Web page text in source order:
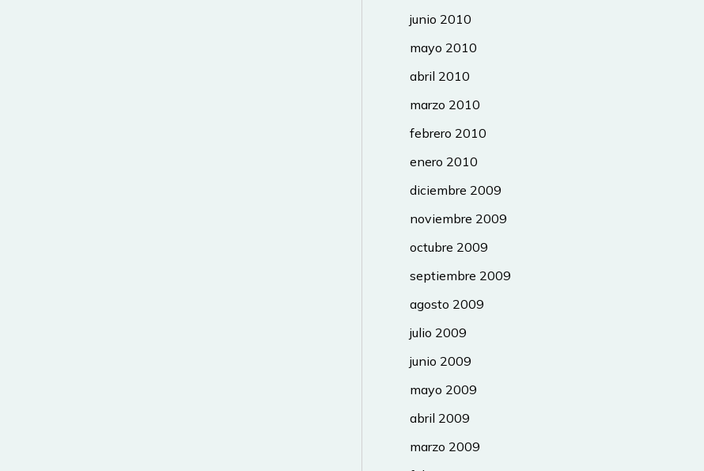
junio 2010
mayo 2010
abril 2010
marzo 2010
febrero 2010
enero 2010
diciembre 2009
noviembre 2009
octubre 2009
septiembre 2009
agosto 2009
julio 2009
junio 2009
mayo 2009
abril 2009
marzo 2009